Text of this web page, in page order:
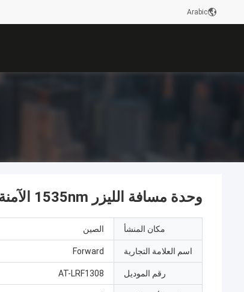
Arabic
وحدة مسافة الليزر 1535nm الآمنة للعين 8000 متر
مكان المنشأ الصين
اسم العلامة التجارية Forward
رقم الموديل AT-LRF1308